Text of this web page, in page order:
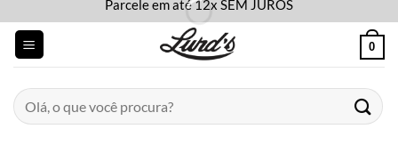
content
Parcele em até 12x SEM JUROS
0
Pesquisar
por: